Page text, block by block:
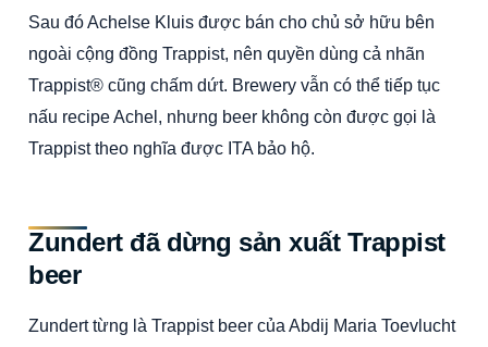
Sau đó Achelse Kluis được bán cho chủ sở hữu bên
ngoài cộng đồng Trappist, nên quyền dùng cả nhãn
Trappist® cũng chấm dứt. Brewery vẫn có thể tiếp tục
nấu recipe Achel, nhưng beer không còn được gọi là
Trappist theo nghĩa được ITA bảo hộ.
Zundert đã dừng sản xuất Trappist
beer
Zundert từng là Trappist beer của Abdij Maria Toevlucht